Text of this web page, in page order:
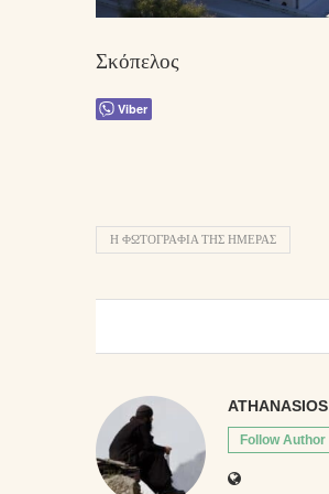
Σκόπελος
Viber
Η ΦΩΤΟΓΡΑΦΊΑ ΤΗΣ ΗΜΈΡΑΣ
ATHANASIOS
Follow Author